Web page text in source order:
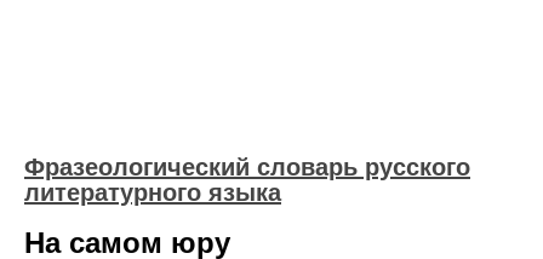
Фразеологический словарь русского
литературного языка
На самом юру